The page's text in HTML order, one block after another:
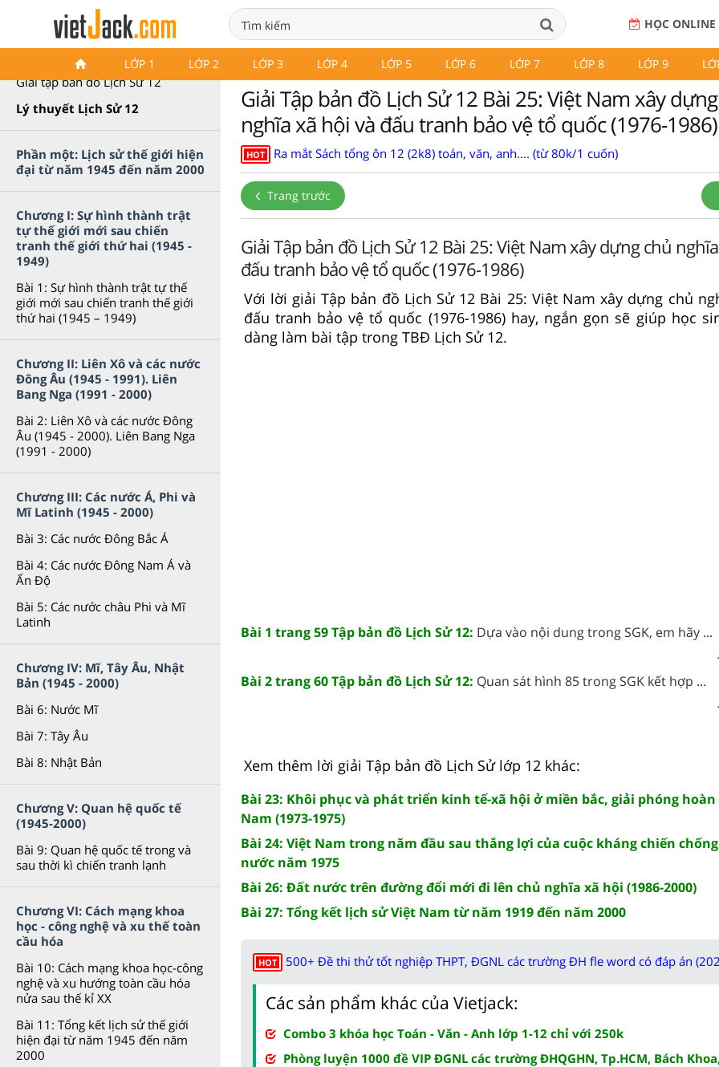
HỌC ONLINE
LỚP 1 LỚP 2 LỚP 3 LỚP 4 LỚP 5 LỚP 6 LỚP 7 LỚP 8 LỚP 9
Giải tập bản đồ Lịch Sử 12
Giải tập bản đồ Lịch Sử 12
Lý thuyết Lịch Sử 12
Phần một: Lịch sử thế giới hiện
đại từ năm 1945 đến năm 2000
Chương I: Sự hình thành trật
tự thế giới mới sau chiến
tranh thế giới thứ hai (1945 -
1949)
Bài 1: Sự hình thành trật tự thế
giới mới sau chiến tranh thế giới
thứ hai (1945 – 1949)
Chương II: Liên Xô và các nước
Đông Âu (1945 - 1991). Liên
Bang Nga (1991 - 2000)
Bài 2: Liên Xô và các nước Đông
Âu (1945 - 2000). Liên Bang Nga
(1991 - 2000)
Chương III: Các nước Á, Phi và
Mĩ Latinh (1945 - 2000)
Bài 3: Các nước Đông Bắc Á
Bài 4: Các nước Đông Nam Á và
Ấn Độ
Bài 5: Các nước châu Phi và Mĩ
Latinh
Chương IV: Mĩ, Tây Âu, Nhật
Bản (1945 - 2000)
Bài 6: Nước Mĩ
Bài 7: Tây Âu
Bài 8: Nhật Bản
Chương V: Quan hệ quốc tế
(1945-2000)
Bài 9: Quan hệ quốc tế trong và
sau thời kì chiến tranh lạnh
Chương VI: Cách mạng khoa
học - công nghệ và xu thế toàn
cầu hóa
Bài 10: Cách mạng khoa học-công
nghệ và xu hướng toàn cầu hóa
nửa sau thế kỉ XX
Bài 11: Tổng kết lịch sử thế giới
hiện đại từ năm 1945 đến năm
2000
Giải Tập bản đồ Lịch Sử 12 Bài 25: Việt Nam xây
nghĩa xã hội và đấu tranh bảo vệ tổ quốc (1976-1986)
HOT Ra mắt Sách tổng ôn 12 (2k8) toán, văn, anh.... (từ 80k/1 cuốn)
Trang trước
Giải Tập bản đồ Lịch Sử 12 Bài 25: Việt Nam xây dựng chủ
đấu tranh bảo vệ tổ quốc (1976-1986)
Với lời giải Tập bản đồ Lịch Sử 12 Bài 25: Việt Nam xây dựng chủ
đấu tranh bảo vệ tổ quốc (1976-1986) hay, ngắn gọn sẽ giúp học
dàng làm bài tập trong TBĐ Lịch Sử 12.
Bài 1 trang 59 Tập bản đồ Lịch Sử 12: Dựa vào nội dung trong SGK, em hãy ...
Bài 2 trang 60 Tập bản đồ Lịch Sử 12: Quan sát hình 85 trong SGK kết hợp ...
Xem thêm lời giải Tập bản đồ Lịch Sử lớp 12 khác:
Bài 23: Khôi phục và phát triển kinh tế-xã hội ở miền bắc, giải phóng
Nam (1973-1975)
Bài 24: Việt Nam trong năm đầu sau thắng lợi của cuộc kháng chiến
nước năm 1975
Bài 26: Đất nước trên đường đổi mới đi lên chủ nghĩa xã hội (1986-2000)
Bài 27: Tổng kết lịch sử Việt Nam từ năm 1919 đến năm 2000
HOT 500+ Đề thi thử tốt nghiệp THPT, ĐGNL các trường ĐH fle word có đáp án
Các sản phẩm khác của Vietjack:
Combo 3 khóa học Toán - Văn - Anh lớp 1-12 chỉ với 250k
Phòng luyện 1000 đề VIP ĐGNL các trường ĐHQGHN, Tp.HCM, Bách